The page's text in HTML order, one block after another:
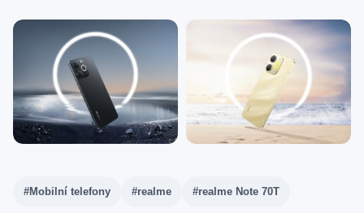
#Mobilní telefony #realme #realme Note 70T